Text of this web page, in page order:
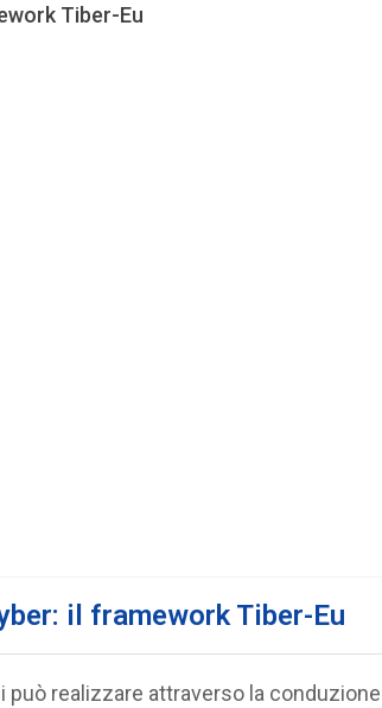
Tiber-Eu
il framework Tiber-Eu
può realizzare attraverso la conduzione